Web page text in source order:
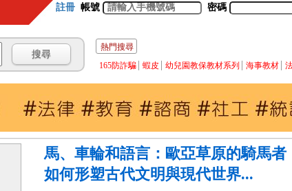
註冊 帳號 密碼
熱門搜尋
165防詐騙
蝦皮 幼兒園教保教材系列 海事教材
馬、車輪和語言：歐亞草原的騎馬者
如何形塑古代文明與現代世界...